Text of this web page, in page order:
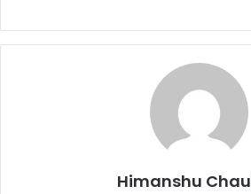
c
e
st
o
ai
l
ar
e
Himanshu